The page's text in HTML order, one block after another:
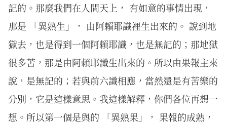
記的。那麼我們在人間天上， 有如意的事情出現，
那是 「異熟生」， 由阿賴耶識裡生出來的。 說到地
獄去，也是得到一個阿賴耶識，也是無記的；那地獄
很多苦，那是由阿賴耶識生出來的。所以由果報主來
說，是無記的；若與前六識相應，當然還是有苦樂的
分別，它是這樣意思。我這樣解釋，你們各位再想一
想。所以第一個是與的 「異熟果」， 果報的成熟，